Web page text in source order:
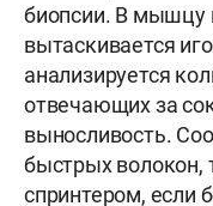
биопсии. В мышцу
вытаскивается
анализируется
отвечающих за
выносливость.
быстрых волокон,
спринтером, если